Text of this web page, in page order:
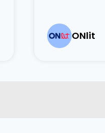
Pourtant,
grandeONlit